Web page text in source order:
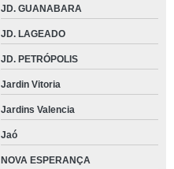
JD. GUANABARA
JD. LAGEADO
JD. PETRÓPOLIS
Jardin Vitoria
Jardins Valencia
Jaó
NOVA ESPERANÇA